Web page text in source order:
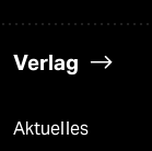
Verlag
Aktuelles